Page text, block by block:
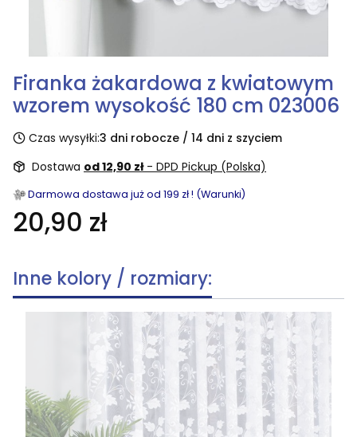
Firanka żakardowa z kwiatowym
wzorem wysokość 180 cm 023006
Czas wysyłki:3 dni robocze / 14 dni z szyciem
Dostawa od 12,90 zł - DPD Pickup (Polska)
Darmowa dostawa już od 199 zł ! (Warunki)
20,90 zł
Inne kolory / rozmiary: